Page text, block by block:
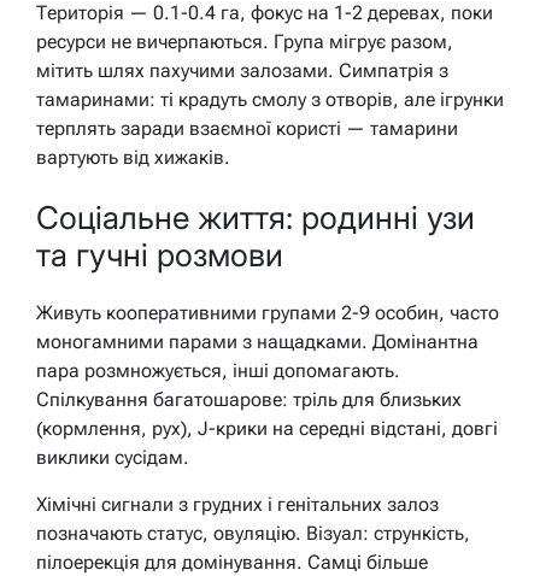
Територія — 0.1-0.4 га, фокус на 1-2 деревах, поки
ресурси не вичерпаються. Група мігрує разом,
мітить шлях пахучими залозами. Симпатрія з
тамаринами: ті крадуть смолу з отворів, але ігрунки
терплять заради взаємної користі — тамарини
вартують від хижаків.
Соціальне життя: родинні узи
та гучні розмови
Живуть кооперативними групами 2-9 особин, часто
моногамними парами з нащадками. Домінантна
пара розмножується, інші допомагають.
Спілкування багатошарове: тріль для близьких
(кормлення, рух), J-крики на середні відстані, довгі
виклики сусідам.
Хімічні сигнали з грудних і генітальних залоз
позначають статус, овуляцію. Візуал: стрункість,
пілоерекція для домінування. Самці більше